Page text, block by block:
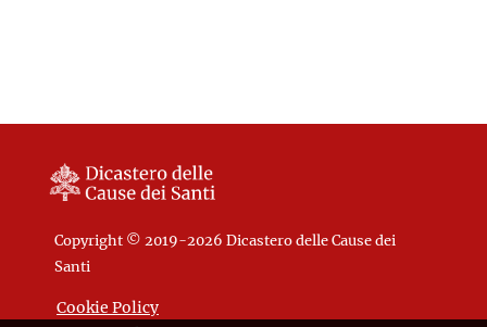
Copyright © 2019-2026 Dicastero delle Cause dei
Santi
Cookie Policy